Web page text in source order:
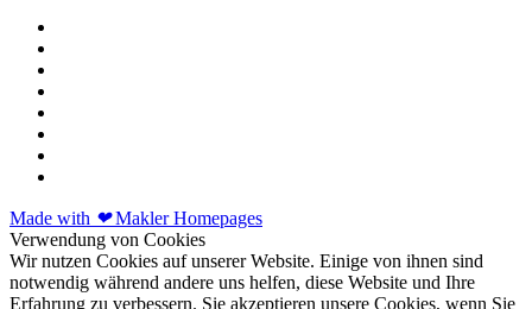
Made with ❤Makler Homepages
Verwendung von Cookies
Wir nutzen Cookies auf unserer Website. Einige von ihnen sind
notwendig während andere uns helfen, diese Website und Ihre
Erfahrung zu verbessern. Sie akzeptieren unsere Cookies, wenn Sie